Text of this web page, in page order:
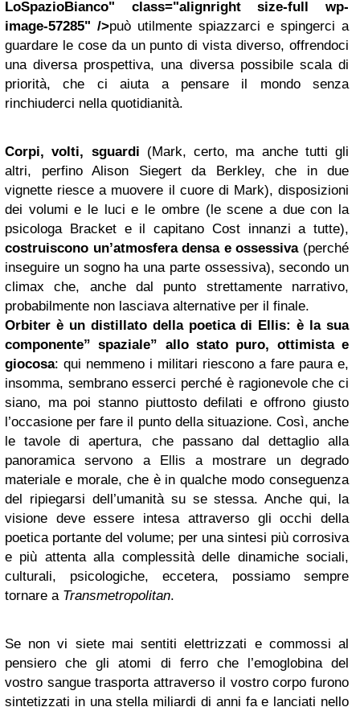
LoSpazioBianco" class="alignright size-full wp-
image-57285" />può utilmente spiazzarci e spingerci a
guardare le cose da un punto di vista diverso, offrendoci
una diversa prospettiva, una diversa possibile scala di
priorità, che ci aiuta a pensare il mondo senza
rinchiuderci nella quotidianità.
Corpi, volti, sguardi (Mark, certo, ma anche tutti gli
altri, perfino Alison Siegert da Berkley, che in due
vignette riesce a muovere il cuore di Mark), disposizioni
dei volumi e le luci e le ombre (le scene a due con la
psicologa Bracket e il capitano Cost innanzi a tutte),
costruiscono un’atmosfera densa e ossessiva(perché
inseguire un sogno ha una parte ossessiva), secondo un
climax che, anche dal punto strettamente narrativo,
probabilmente non lasciava alternative per il finale.
Orbiter è un distillatodella poetica di Ellis: è la sua
componente” spaziale” allo stato puro, ottimista e
giocosa: qui nemmeno i militari riescono a fare paura e,
insomma, sembrano esserci perché è ragionevole che ci
siano, ma poi stanno piuttosto defilati e offrono giusto
l’occasione per fare il punto della situazione. Così, anche
le tavole di apertura, che passano dal dettaglio alla
panoramica servono a Ellis a mostrare un degrado
materiale e morale, che è in qualche modo conseguenza
del ripiegarsi dell’umanità su se stessa. Anche qui, la
visione deve essere intesa attraverso gli occhi della
poetica portante del volume; per una sintesi più corrosiva
e più attenta alla complessità delle dinamiche sociali,
culturali, psicologiche, eccetera, possiamo sempre
tornare a Transmetropolitan.
Se non vi siete mai sentiti elettrizzati e commossi al
pensiero che gli atomi di ferro che l’emoglobina del
vostro sangue trasporta attraverso il vostro corpo furono
sintetizzati in una stella miliardi di anni fa e lanciati nello